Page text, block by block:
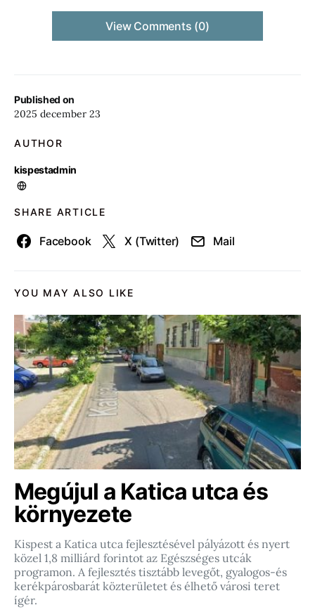
Published on
2025 december 23
AUTHOR
kispestadmin
SHARE ARTICLE
Facebook X (Twitter) Mail
View Comments (0)
YOU MAY ALSO LIKE
Megújul a Katica utca és
környezete
Kispest a Katica utca fejlesztésével pályázott és nyert
közel 1,8 milliárd forintot az Egészséges utcák
programon. A fejlesztés tisztább levegőt, gyalogos-és
kerékpárosbarát közterületet és élhető városi teret
ígér.